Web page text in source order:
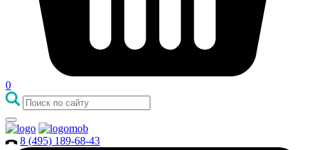
0
8 (495) 189-68-43